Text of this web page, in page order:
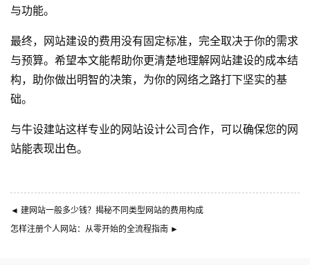
与功能。
最终，网站建设的费用没有固定标准，完全取决于你的需求
与预算。希望本文能帮助你更清楚地理解网站建设的成本结
构，助你做出明智的决策，为你的网络之路打下坚实的基
础。
与牛设建站这样专业的网站设计公司合作，可以确保您的网
站能表现出色。
◄ 建网站一般多少钱？揭秘不同类型网站的费用构成
怎样注册个人网站：从零开始的全流程指南 ►